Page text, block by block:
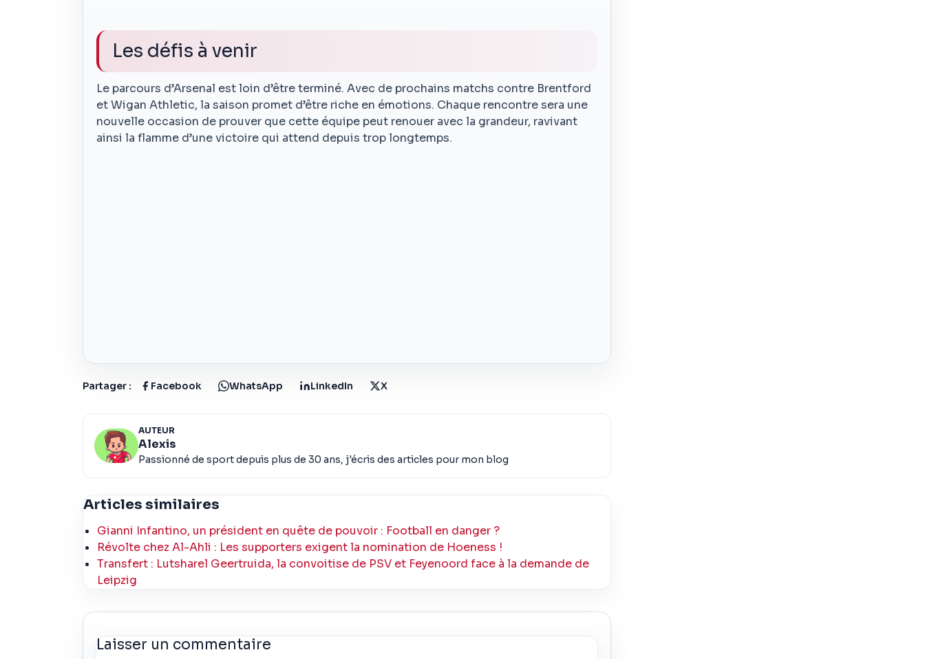
Les défis à venir
Le parcours d’Arsenal est loin d’être terminé. Avec de prochains matchs contre Brentford
et Wigan Athletic, la saison promet d’être riche en émotions. Chaque rencontre sera une
nouvelle occasion de prouver que cette équipe peut renouer avec la grandeur, ravivant
ainsi la flamme d’une victoire qui attend depuis trop longtemps.
Partager : Facebook WhatsApp LinkedIn X
AUTEUR
Alexis
Passionné de sport depuis plus de 30 ans, j'écris des articles pour mon blog
Articles similaires
Gianni Infantino, un président en quête de pouvoir : Football en danger ?
Révolte chez Al-Ahli : Les supporters exigent la nomination de Hoeness !
Transfert : Lutsharel Geertruida, la convoitise de PSV et Feyenoord face à la demande de
Leipzig
Laisser un commentaire